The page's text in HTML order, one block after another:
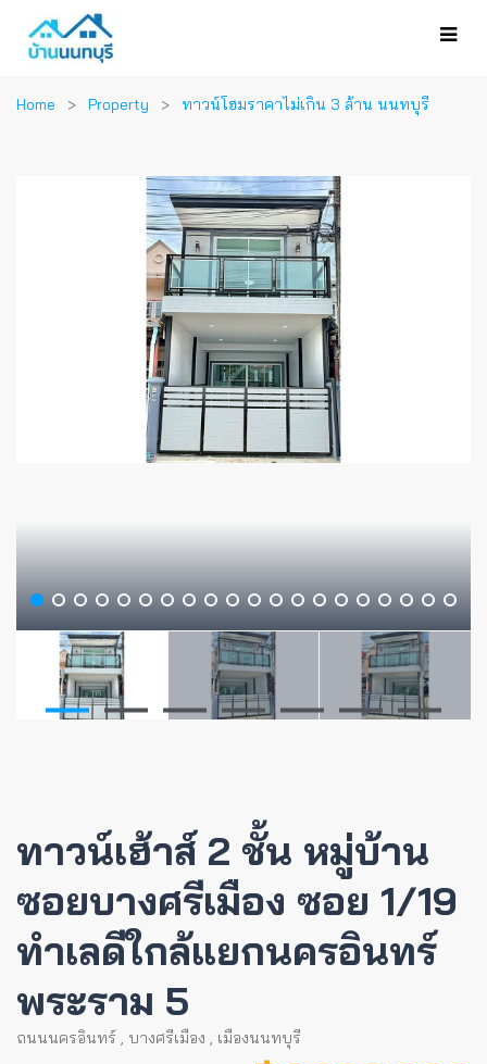
Home Property ทาวน์โฮมราคาไม่เกิน 3 ล้าน นนทบุรี
ทาวน์เฮ้าส์ 2 ชั้น หมู่บ้าน
ซอยบางศรีเมือง ซอย 1/19
ทำเลดีใกล้แยกนครอินทร์
พระราม 5
ถนนนครอินทร์ , บางศรีเมือง , เมืองนนทบุรี